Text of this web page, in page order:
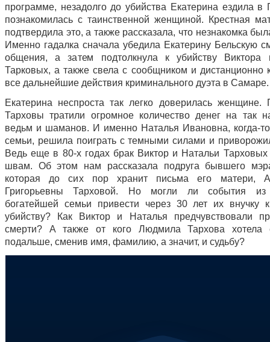
программе, незадолго до убийства Екатерина ездила в
познакомилась с таинственной женщиной. Крестная
подтвердила это, а также рассказала, что незнакомка
Именно гадалка сначала убедила Екатерину Бельскую
общения, а затем подтолкнула к убийству Виктора
Тарковых, а также свела с сообщником и дистанционно
все дальнейшие действия криминального дуэта в Самаре.
Екатерина неспроста так легко доверилась женщине.
Тарховы тратили огромное количество денег на так
ведьм и шаманов. И именно Наталья Ивановна, когда-
семьи, решила поиграть с темными силами и
Ведь еще в 80-х годах брак Виктор и Натальи
швам. Об этом нам рассказала подруга бывшего
которая до сих пор хранит письма его матери,
Григорьевны Тарховой. Но могли ли события из
богатейшей семьи привести через 30 лет их внучку
убийству? Как Виктор и Наталья предчувствовали
смерти? А также от кого Людмила Тархова хотела
подальше, сменив имя, фамилию, а значит, и судьбу?